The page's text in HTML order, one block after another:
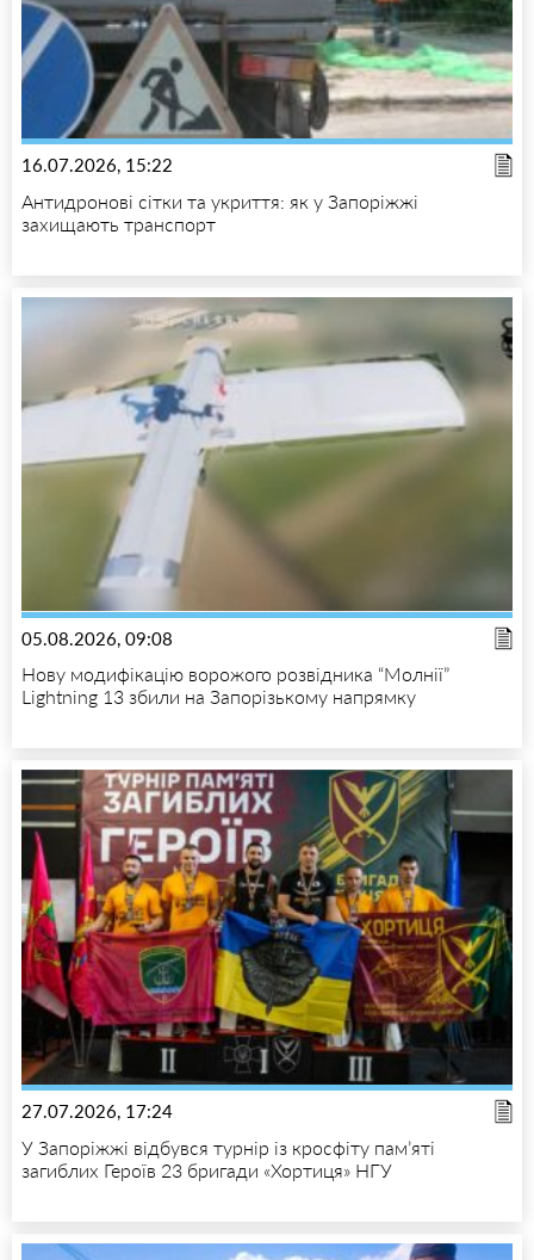
16.07.2026, 15:22
Антидронові сітки та укриття: як у Запоріжжі
захищають транспорт
05.08.2026, 09:08
Нову модифікацію ворожого розвідника “Молнії”
Lightning 13 збили на Запорізькому напрямку
27.07.2026, 17:24
У Запоріжжі відбувся турнір із кросфіту пам’яті
загиблих Героїв 23 бригади «Хортиця» НГУ